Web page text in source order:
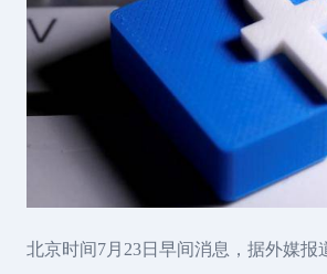
北京时间7月23日早间消息，据外媒报